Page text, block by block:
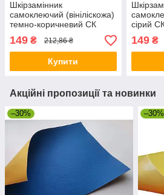
Шкірзамінник
самоклеючий (вініліскожа)
темно-коричневий СК
Vinylpex B-06 20х30см
149 ₴ 212,86 ₴
Купити
сірий
20х30см
149₴
Акційні пропозиції та новинки
–30% –30%